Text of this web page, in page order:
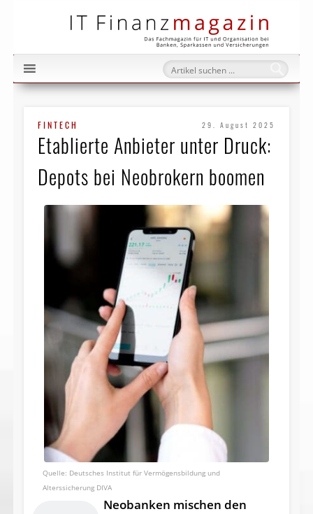
FINTECH 29. August 2025
Etablierte Anbieter unter Druck:
Depots bei Neobrokern boomen
Deutsches Institut für Vermögensbildung und
Alterssicherung DIVA
Neobanken mischen den